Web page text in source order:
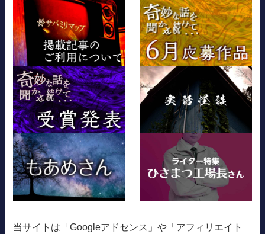
当サイトは「Googleアドセンス」や「アフィリエイト